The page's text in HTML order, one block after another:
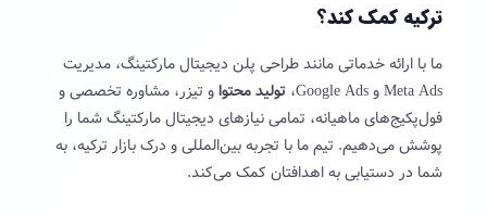
ترکیه کمک کند؟
ما با ارائه خدماتی مانند طراحی پلن دیجیتال مارکتینگ، مدیریت
Meta Ads و Google Ads،
تولید محتواو تیزر، مشاوره تخصصی و
فول‌پکیج‌های ماهیانه، تمامی نیازهای دیجیتال مارکتینگ شما را
پوشش می‌دهیم. تیم ما با تجربه بین‌المللی و درک بازار ترکیه، به
شما در دستیابی به اهدافتان کمک می‌کند.